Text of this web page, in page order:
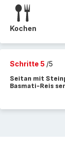
Kochen
Schritte 5 /5
Seitan mit
Basmati-Reis